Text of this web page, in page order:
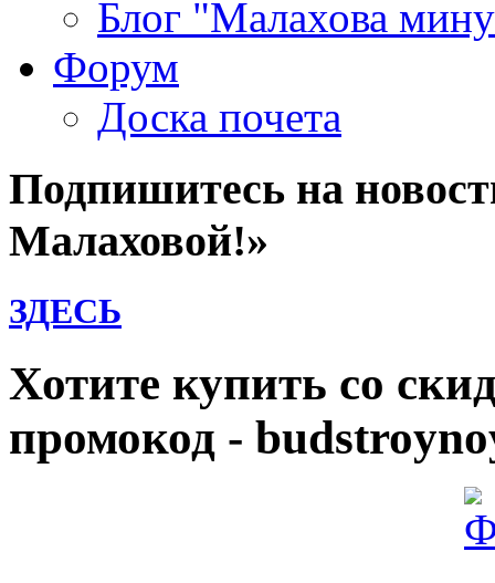
Блог "Малахова
Форум
Доска почета
Подпишитесь на
Малаховой!»
ЗДЕСЬ
Хотите купить со
промокод -